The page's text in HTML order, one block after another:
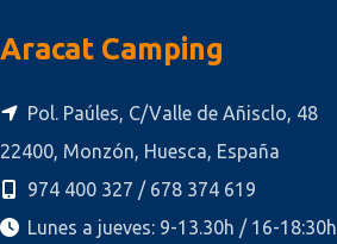
Aracat Camping
Pol. Paúles, C/Valle de Añisclo, 48
22400, Monzón, Huesca, España
974 400 327 / 678 374 619
Lunes a jueves: 9-13.30h / 16-18:30h